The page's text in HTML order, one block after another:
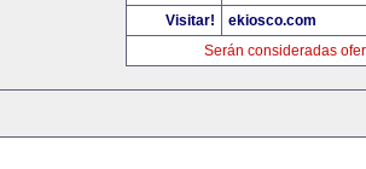
Visitar!
ekiosco.com
Serán consideradas